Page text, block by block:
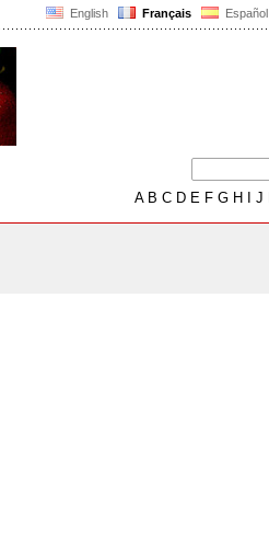
English Français Español
AB C D E F G H J